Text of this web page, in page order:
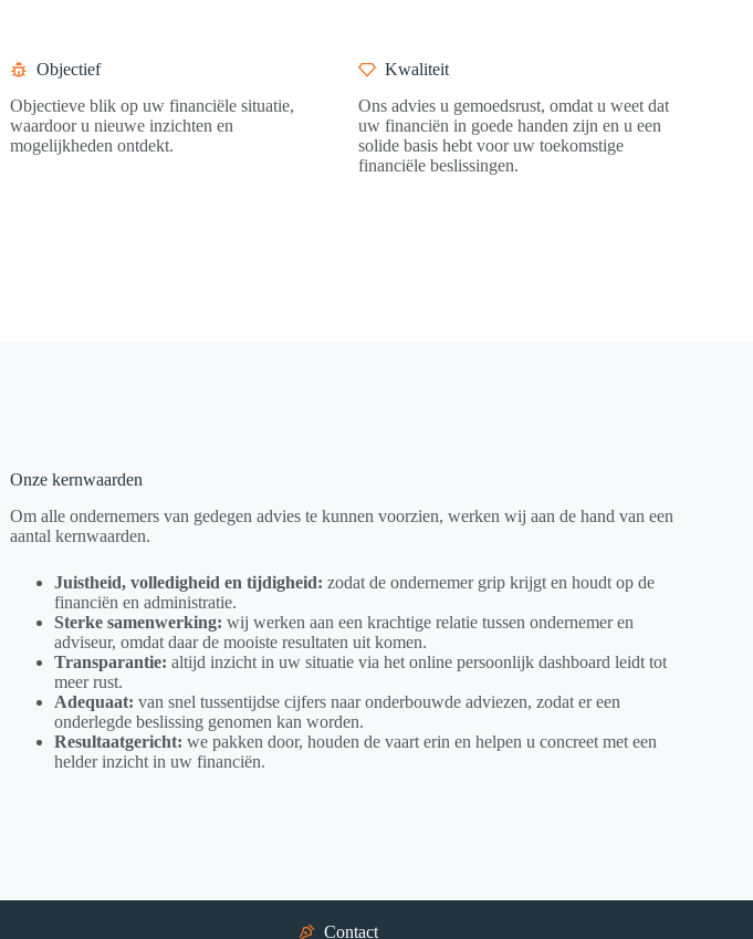
Objectief
Objectieve blik op uw financiële situatie,
waardoor u nieuwe inzichten en
mogelijkheden ontdekt.
Kwaliteit
Ons advies u gemoedsrust, omdat u weet dat
uw financiën in goede handen zijn en u een
solide basis hebt voor uw toekomstige
financiële beslissingen.
Onze kernwaarden
Om alle ondernemers van gedegen advies te kunnen voorzien, werken wij aan de hand van een
aantal kernwaarden.
Juistheid, volledigheid en tijdigheid: zodat de ondernemer grip krijgt en houdt op de
financiën en administratie.
Sterke samenwerking: wij werken aan een krachtige relatie tussen ondernemer en
adviseur, omdat daar de mooiste resultaten uit komen.
Transparantie: altijd inzicht in uw situatie via het online persoonlijk dashboard leidt tot
meer rust.
Adequaat: van snel tussentijdse cijfers naar onderbouwde adviezen, zodat er een
onderlegde beslissing genomen kan worden.
Resultaatgericht: we pakken door, houden de vaart erin en helpen u concreet met een
helder inzicht in uw financiën.
Contact